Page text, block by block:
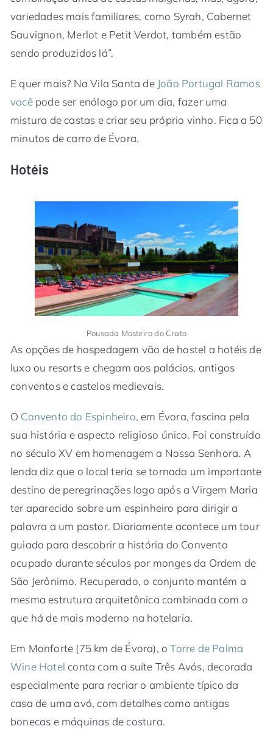
variedades mais familiares, como Syrah, Cabernet
Sauvignon, Merlot e Petit Verdot, também estão
sendo produzidos lá”.
E quer mais? Na Vila Santa de João Portugal Ramos
vocêpode ser enólogo por um dia, fazer uma
mistura de castas e criar seu próprio vinho. Fica a 50
minutos de carro de Évora.
Hotéis
Pousada Mosteiro do Crato
As opções de hospedagem vão de hostel a hotéis de
luxo ou resorts e chegam aos palácios, antigos
conventos e castelos medievais.
O Convento do Espinheiro, em Évora, fascina pela
sua história e aspecto religioso único. Foi construído
no século XV em homenagem a Nossa Senhora. A
lenda diz que o local teria se tornado um importante
destino de peregrinações logo após a Virgem Maria
ter aparecido sobre um espinheiro para dirigir a
palavra a um pastor. Diariamente acontece um tour
guiado para descobrir a história do Convento
ocupado durante séculos por monges da Ordem de
São Jerônimo. Recuperado, o conjunto mantém a
mesma estrutura arquitetônica combinada com o
que há de mais moderno na hotelaria.
Em Monforte (75 km de Évora), oTorre de Palma
Wine Hotel conta com a suíte Três Avós, decorada
especialmente para recriar o ambiente típico da
casa de uma avó, com detalhes como antigas
bonecas e máquinas de costura.